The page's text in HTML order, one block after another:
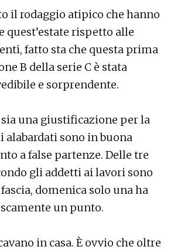
il rodaggio atipico che hanno
quest’estate rispetto alle
fatto sta che questa prima
B della serie C è stata
e sorprendente.
sia una giustificazione per la
alabardati sono in buona
a false partenze. Delle tre
gli addetti ai lavori sono
domenica solo una ha
un punto.
in casa. È ovvio che oltre